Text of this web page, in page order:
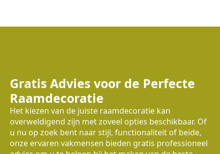
Gratis Advies voor de Perfecte
Raamdecoratie
Het kiezen van de juiste raamdecoratie kan
overweldigend zijn met zoveel opties beschikbaar. Of
u nu op zoek bent naar stijl, functionaliteit of beide,
onze ervaren vakmensen bieden gratis professioneel